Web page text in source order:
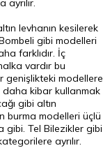
levhanın kesilerek
gibi modelleri
farklıdır. İç
vardır bu
genişlikteki modellere
daha kibar kullanmak
gibi altın
burma modelleri üçlü
gibi. Tel Bilezikler gibi
ayrılır.